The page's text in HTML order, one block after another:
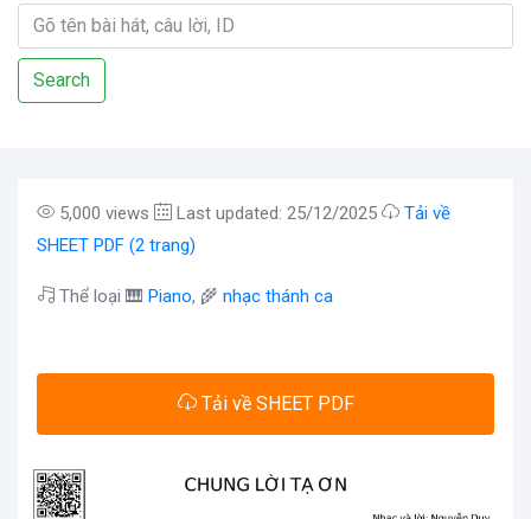
Search
5,000 views Last updated: 25/12/2025
Tải về
SHEET PDF (2 trang)
Thể loại 🎹 Piano, 🌾 nhạc thánh ca
Tải về SHEET PDF